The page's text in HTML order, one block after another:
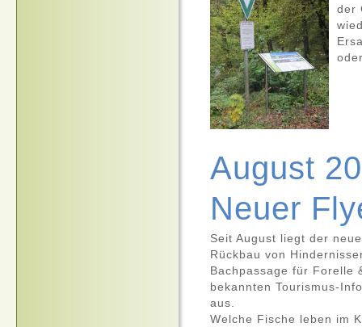
der
August
Neuer
Seit August liegt der
Rückbau von
Bachpassage für Forelle
bekannten Tourismus-
aus.
Welche Fische leben im